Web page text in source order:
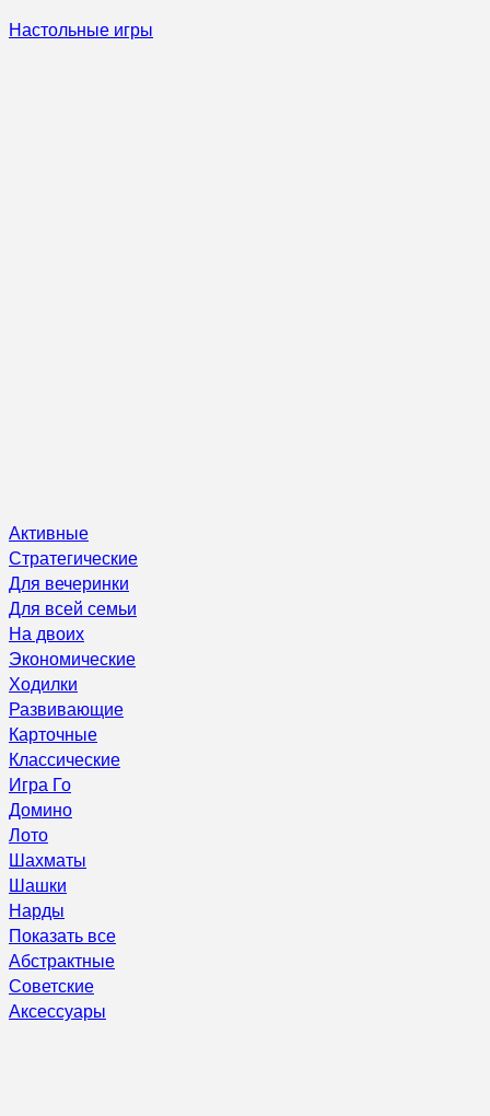
Настольные игры
Активные
Стратегические
Для вечеринки
Для всей семьи
На двоих
Экономические
Ходилки
Развивающие
Карточные
Классические
Игра Го
Домино
Лото
Шахматы
Шашки
Нарды
Показать все
Абстрактные
Советские
Аксессуары